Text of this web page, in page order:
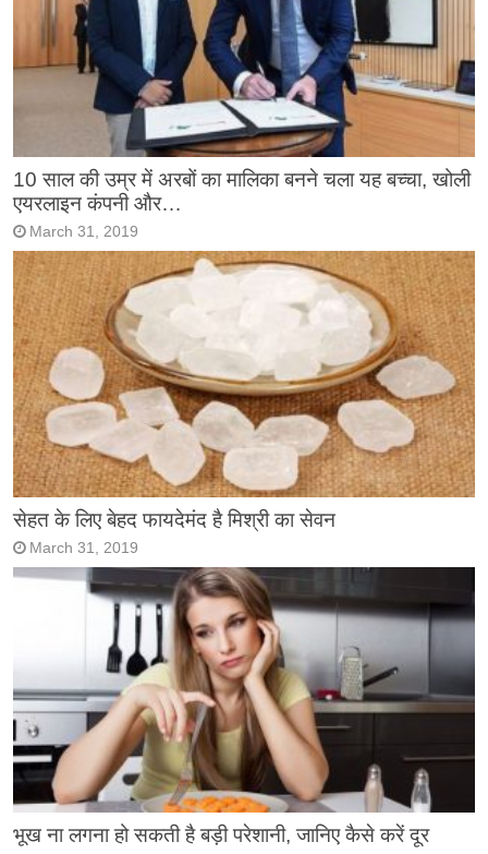
10 साल की उम्र में अरबों का मालिका बनने चला यह बच्चा, खोली
एयरलाइन कंपनी और…
March 31, 2019
सेहत के लिए बेहद फायदेमंद है मिश्री का सेवन
March 31, 2019
भूख ना लगना हो सकती है बड़ी परेशानी, जानिए कैसे करें दूर